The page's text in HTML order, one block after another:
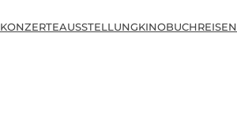
KONZERTEAUSSTELLUNGKINOBUCHREISEN